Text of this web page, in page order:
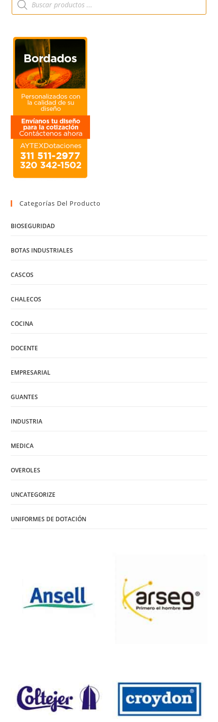
Categorías Del Producto
BIOSEGURIDAD
BOTAS INDUSTRIALES
CASCOS
CHALECOS
COCINA
DOCENTE
EMPRESARIAL
GUANTES
INDUSTRIA
MEDICA
OVEROLES
UNCATEGORIZE
UNIFORMES DE DOTACIÓN